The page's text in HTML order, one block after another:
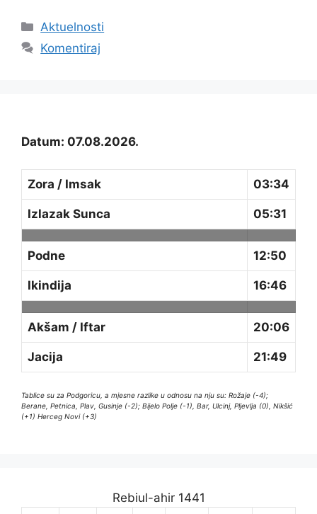
Kategorije
Aktuelnosti
Komentiraj
Datum: 07.08.2026.
Zora / Imsak 03:34
Izlazak Sunca 05:31
Podne 12:50
Ikindija 16:46
Akšam / Iftar 20:06
Jacija 21:49
Tablice su za Podgoricu, a mjesne razlike u odnosu na nju su: Rožaje (-4);
Berane, Petnica, Plav, Gusinje (-2); Bijelo Polje (-1), Bar, Ulcinj, Pljevlja (0), Nikšić
(+1) Herceg Novi (+3)
Rebiul-ahir 1441